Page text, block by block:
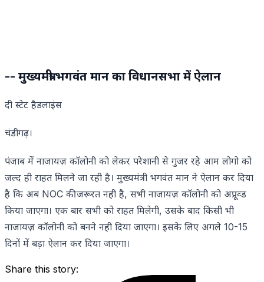
-- मुख्यमंत्री भगवंत मान का विधानसभा में ऐलान
दी स्टेट हैडलाइंस
चंडीगढ़।
पंजाब में नाजायज़ कॉलोनी को लेकर परेशानी से गुजर रहे आम लोगो को
जल्द ही राहत मिलने जा रही है। मुख्यमंत्री भगवंत मान ने ऐलान कर दिया
है कि अब NOC की जरूरत नही है, सभी नाजायज़ कॉलोनी को अप्रूव्ड
किया जाएगा। एक बार सभी को राहत मिलेगी, उसके बाद किसी भी
नाजायज़ कॉलोनी को बनने नही दिया जाएगा। इसके लिए अगले 10-15
दिनों में बड़ा ऐलान कर दिया जाएगा।
Share this story: